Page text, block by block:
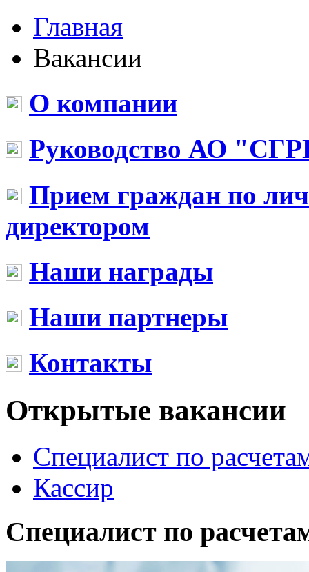
Главная
Вакансии
О компании
Руководство АО
Прием граждан по
директором
Наши награды
Наши партнеры
Контакты
Открытые вакансии
Специалист по
Кассир
Специалист по